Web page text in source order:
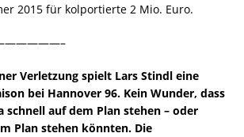
2015 für kolportierte 2 Mio. Euro.
Verletzung spielt Lars Stindl eine
bei Hannover 96. Kein Wunder, dass
schnell auf dem Plan stehen – oder
Plan stehen könnten. Die